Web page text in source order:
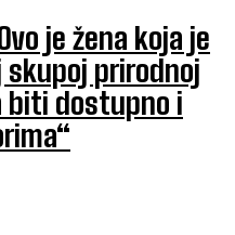
je žena koja je
prirodnoj
biti dostupno i